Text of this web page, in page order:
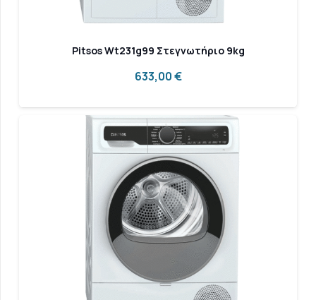
Pitsos Wt231g99 Στεγνωτήριο 9kg
633,00€